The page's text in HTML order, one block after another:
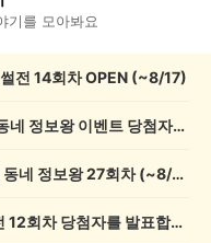
기를 모아봐요
전 14회차 OPEN (~8/17)
💰[당첨자 발표] 26회차 우리 동네 정보왕 이벤트 당첨자를 발표합니다!
💸 전원 2,000캐시 지급! 우리 동네 정보왕 27회차 (~8/10)
💰[당첨자 발표] 우리 동네 썰전 12회차 당첨자를 발표합니다!